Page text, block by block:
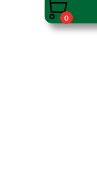

0